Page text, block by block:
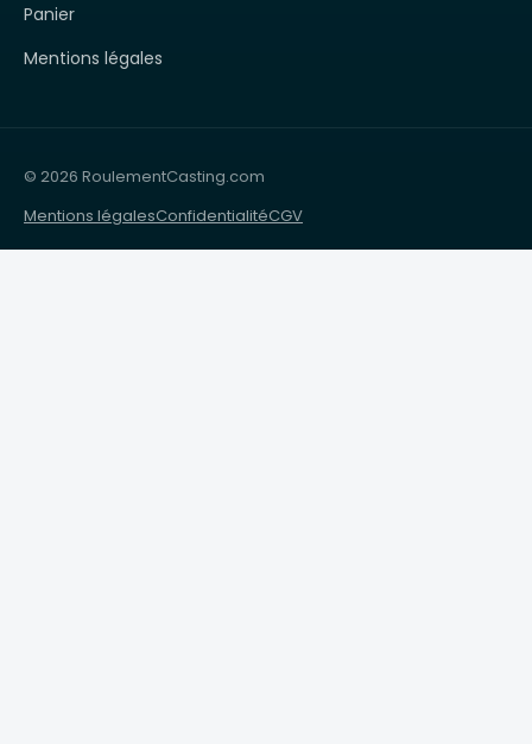
Panier
Mentions légales
© 2026 RoulementCasting.com
Mentions légalesConfidentialitéCGV